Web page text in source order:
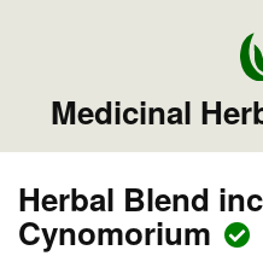
Medicinal
Herbal Blend
Cynomorium